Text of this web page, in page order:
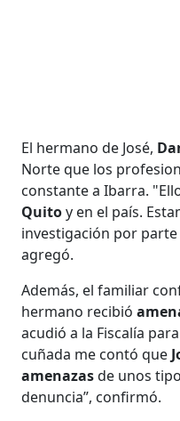
El hermano de José,
Norte que los
constante a Ibarra.
Quitoy en el país.
investigación por parte
agregó.
Además, el familiar
hermano recibió
acudió a la Fiscalía
cuñada me contó que
amenazasde unos
denuncia”, confirmó.